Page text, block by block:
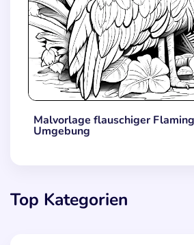
Malvorlage flauschiger
Umgebung
Top Kategorien